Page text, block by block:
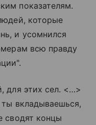
показателям.
которые
и усомнился
всю правду
для этих сел. <…>
вкладываешься,
сводят концы